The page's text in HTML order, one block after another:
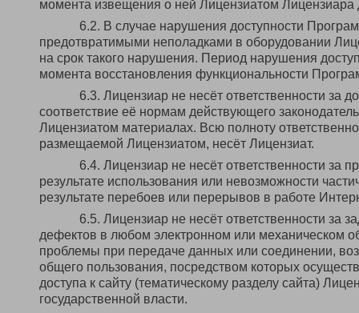
момента извещения о ней Лицензиатом Лицензиара
6.2. В случае нарушения доступности
предотвратимыми неполадками в оборудовании
на срок такого нарушения. Период нарушения
момента восстановления функциональности
6.3. Лицензиар не несёт ответственности
соответствие её нормам действующего
Лицензиатом материалах. Всю полноту
размещаемой Лицензиатом, несёт Лицензиат.
6.4. Лицензиар не несёт ответственности
результате использования или невозможности
результате перебоев или перерывов в работе
6.5. Лицензиар не несёт ответственности за
дефектов в любом электронном или механическом
проблемы при передаче данных или соединении,
общего пользования, посредством которых
доступа к сайту (тематическому разделу сайта)
государственной власти.